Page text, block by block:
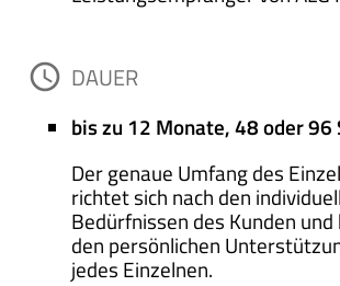
access_time DAUER
bis zu 12 Monate, 48 oder 96
Der genaue Umfang des
richtet sich nach den
Bedürfnissen des Kunden
den persönlichen
jedes Einzelnen.